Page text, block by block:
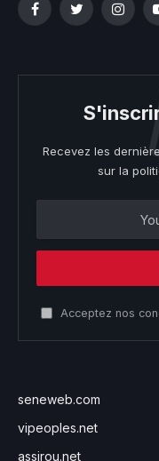
FacebookTwitter
Recevez les
sur la
Acceptez nos
seneweb.com
vipeoples.net
assirou.net